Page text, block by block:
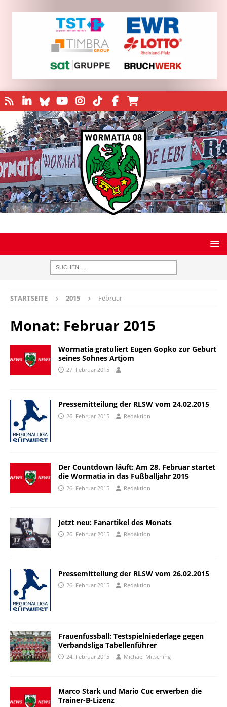
STARTSEITE 2015 Februar
Monat: Februar 2015
Wormatia gratuliert Eugen Gopko zur Geburt
seines Sohnes Artjom
27. Februar 2015
Pressemitteilung der RLSW vom 24.02.2015
26. Februar 2015 Redaktion
Der Countdown läuft: Am 28. Februar startet
die Wormatia in das Fußballjahr 2015
26. Februar 2015 Redaktion
Jetzt neu: Fanartikel des Monats
26. Februar 2015 Redaktion
Pressemitteilung der RLSW vom 26.02.2015
26. Februar 2015 Redaktion
Frauenfussball: Testspielniederlage gegen
Verbandsliga Tabellenführer
24. Februar 2015 Michael Mitsching
Marco Stark und Mario Cuc erwerben die
Trainer-B-Lizenz